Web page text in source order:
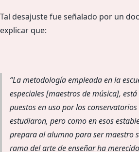
Tal desajuste fue señalado por un
explicar que:
La metodología empleada en la
especiales [maestros de música],
puestos en uso por los
estudiaron, pero como en esos
prepara al alumno para ser maestro
rama del arte de enseñar ha